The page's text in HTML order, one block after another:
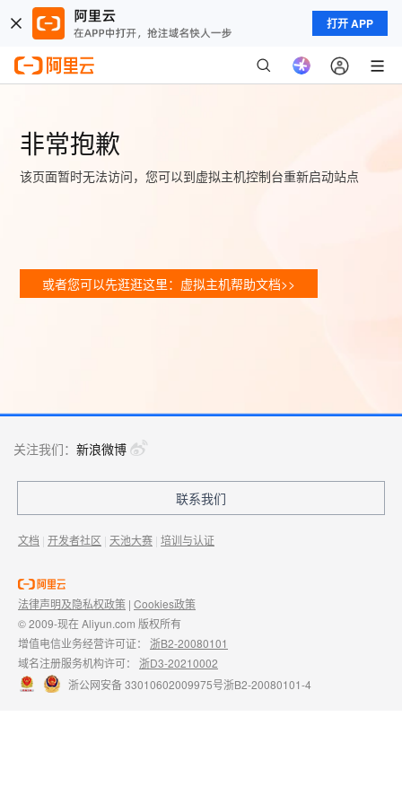
打开 APP
非常抱歉
该页面暂时无法访问，您可以到虚拟主机控制台重新启动站点
或者您可以先逛逛这里：虚拟主机帮助文档>>